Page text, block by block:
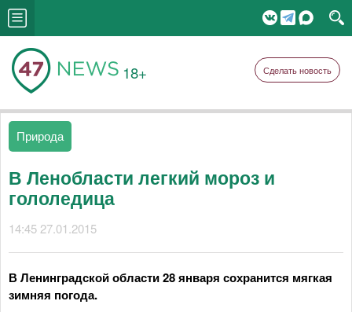
18+ Сделать новость
Природа
В Ленобласти легкий мороз и
гололедица
14:45 27.01.2015
В Ленинградской области 28 января сохранится мягкая
зимняя погода.